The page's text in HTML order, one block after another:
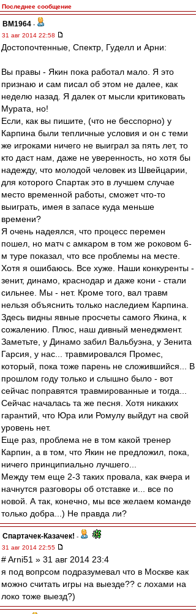
Последнее сообщение
BM1964 -
31 авг 2014 22:58
Достопочтенные, Спектр, Гуделл и Арни:
Вы правы - Якин пока работал мало. Я это
признаю и сам писал об этом не далее, как
неделю назад. Я далек от мысли критиковать
Мурата, но!
Если, как вы пишите, (что не бесспорно) у
Карпина были тепличные условия и он с теми
же игроками ничего не выиграл за пять лет, то
кто даст нам, даже не уверенность, но хотя бы
надежду, что молодой человек из Швейцарии,
для которого Спартак это в лучшем случае
место временной работы, сможет что-то
выиграть, имея в запасе куда меньше
времени?
Я очень надеялся, что процесс перемен
пошел, но матч с амкаром в том же роковом 6-
м туре показал, что все проблемы на месте.
Хотя я ошибаюсь. Все хуже. Наши конкуренты -
зенит, динамо, краснодар и даже кони - стали
сильнее. Мы - нет. Кроме того, вал травм
нельзя объяснить только наследием Карпина.
Здесь видны явные просчеты самого Якина, к
сожалению. Плюс, наш дивный менеджмент.
Заметьте, у Динамо забил Вальбуэна, у Зенита
Гарсия, у нас... травмировался Промес,
который, пока тоже парень не сложившийся... В
прошлом году только и слышно было - вот
сейчас поправятся травмированные и тогда...
Сейчас началась та же песня. Хотя никаких
гарантий, что Юра или Ромулу выйдут на свой
уровень нет.
Еще раз, проблема не в том какой тренер
Карпин, а в том, что Якин не предложил, пока,
ничего принципиально лучшего...
Между тем еще 2-3 таких провала, как вчера и
начнутся разговоры об отставке и... все по
новой. А так, конечно, мы все желаем команде
только добра...) Не правда ли?
Спартачек-Казачек! -
31 авг 2014 22:55
# Arni51 » 31 авг 2014 23:4
я под вопрсом подразумевал что в Москве как
можно считать игры на выезде?? с лохами на
локо тоже выезд?)